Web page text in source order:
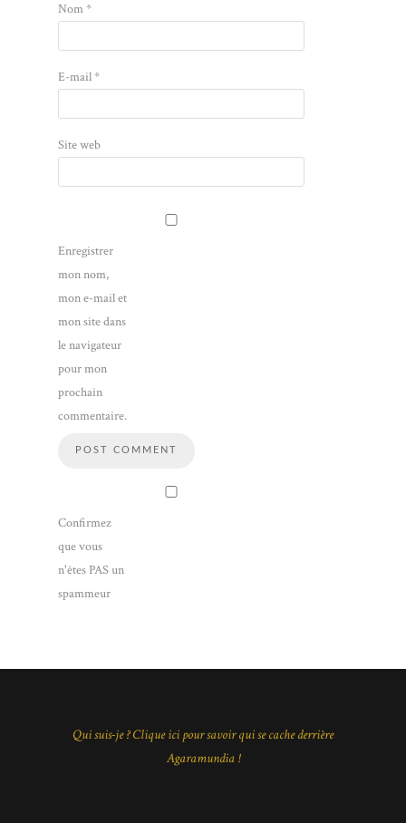
Nom*
E-mail*
Site web
Enregistrer
mon nom,
mon e-mail et
mon site dans
le navigateur
pour mon
prochain
commentaire.
Confirmez
que vous
n'êtes PAS un
spammeur
Qui suis-je ? Clique ici pour savoir qui se cache derrière
Agaramundia !